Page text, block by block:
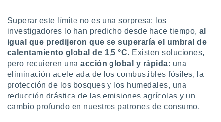
Superar este límite no es una sorpresa: los
investigadores lo han predicho desde hace tiempo,al
igual que predijeron que se superaría el umbral de
calentamiento global de 1,5 °C. Existen soluciones,
pero requieren unaacción global y rápida: una
eliminación acelerada de los combustibles fósiles, la
protección de los bosques y los humedales, una
reducción drástica de las emisiones agrícolas y un
cambio profundo en nuestros patrones de consumo.